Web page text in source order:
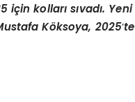
kolları sıvadı. Yeni
Köksoya, 2025’te